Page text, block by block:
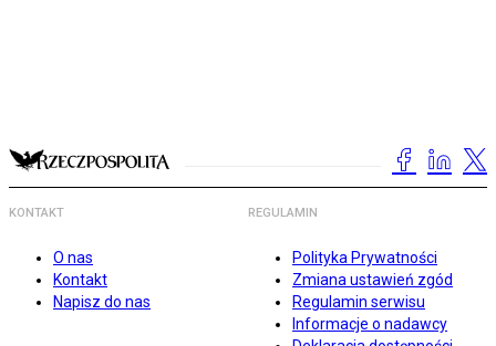
KONTAKT
O nas
Kontakt
Napisz do nas
REGULAMIN
Polityka Prywatności
Zmiana ustawień zgód
Regulamin serwisu
Informacje o nadawcy